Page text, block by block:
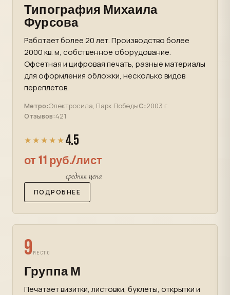
Типография Михаила
Фурсова
Работает более 20 лет. Производство более
2000 кв. м, собственное оборудование.
Офсетная и цифровая печать, разные материалы
для оформления обложки, несколько видов
переплетов.
Метро:Электросила, Парк ПобедыС:2003 г.
Отзывов:421
★★★★★ 4.5
от 11 руб./лист
средняя цена
ПОДРОБНЕЕ
9 МЕСТО
Группа М
Печатает визитки, листовки, буклеты, открытки и